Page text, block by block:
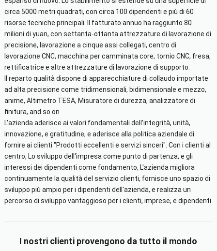
circa 5000 metri quadrati, con circa 100 dipendenti e più di 60
risorse tecniche principali. Il fatturato annuo ha raggiunto 80
milioni di yuan, con settanta-ottanta attrezzature di lavorazione di
precisione, lavorazione a cinque assi collegati, centro di
lavorazione CNC, macchina per camminata core, tornio CNC, fresa,
rettificatrice e altre attrezzature di lavorazione di supporto.
Il reparto qualità dispone di apparecchiature di collaudo importate
ad alta precisione come tridimensionali, bidimensionale e mezzo,
anime, Altimetro TESA, Misuratore di durezza, analizzatore di
finitura, and so on
L'azienda aderisce ai valori fondamentali dell'integrità, unità,
innovazione, e gratitudine, e aderisce alla politica aziendale di
fornire ai clienti "Prodotti eccellenti e servizi sinceri". Con i clienti al
centro, Lo sviluppo dell'impresa come punto di partenza, e gli
interessi dei dipendenti come fondamento, L'azienda migliora
continuamente la qualità del servizio clienti, fornisce uno spazio di
sviluppo più ampio per i dipendenti dell'azienda, e realizza un
percorso di sviluppo vantaggioso per i clienti, imprese, e dipendenti
I nostri clienti provengono da tutto il mondo